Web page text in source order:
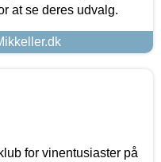
at se deres udvalg.
for vinentusiaster på